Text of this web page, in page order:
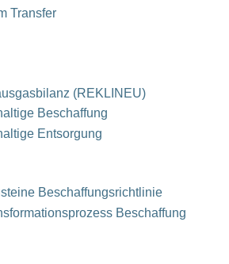
Transfer
(REKLINEU)
Beschaffung
Entsorgung
Beschaffungsrichtlinie
Beschaffung